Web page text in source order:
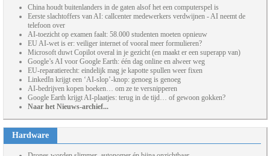
China houdt buitenlanders in de gaten alsof het een computerspel is
Eerste slachtoffers van AI: callcenter medewerkers verdwijnen - AI neemt de
telefoon over
AI-toezicht op examen faalt: 58.000 studenten moeten opnieuw
EU AI-wet is er: veiliger internet of vooral meer formulieren?
Microsoft duwt Copilot overal in je gezicht (en maakt er een superapp van)
Google’s AI voor Google Earth: één dag online en alweer weg
EU-reparatierecht: eindelijk mag je kapotte spullen weer fixen
LinkedIn krijgt een ‘AI-slop’-knop: genoeg is genoeg
AI-bedrijven kopen boeken… om ze te versnipperen
Google Earth krijgt AI-plaatjes: terug in de tijd… of gewoon gokken?
Naar het Nieuws-archief...
Hardware